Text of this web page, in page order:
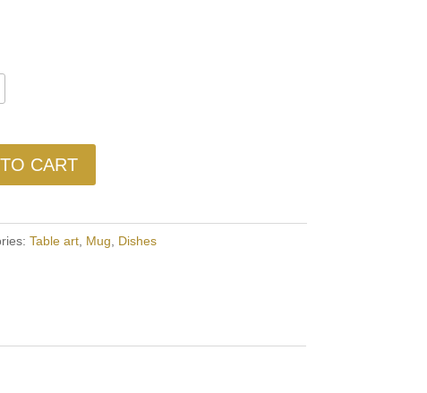
CART
Table art, Mug Dishes